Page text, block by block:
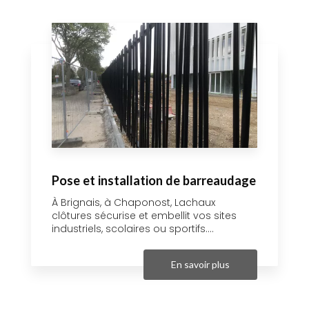
Pose et installation de barreaudage
À Brignais, à Chaponost, Lachaux
clôtures sécurise et embellit vos sites
industriels, scolaires ou sportifs....
En savoir plus